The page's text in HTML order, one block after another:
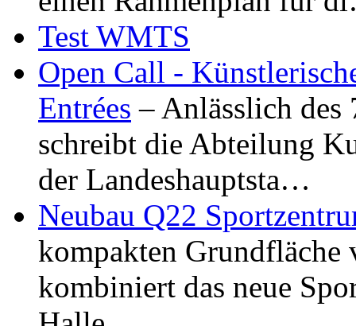
Test WMTS
Open Call -
Entrées – Anlässlich
schreibt die Abteilung
der Landeshauptsta…
Neubau Q22
kompakten Grundfläche
kombiniert das neue